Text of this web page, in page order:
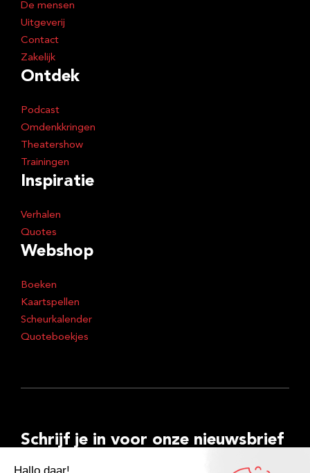
De mensen
Uitgeverij
Contact
Zakelijk
Ontdek
Podcast
Omdenkkringen
Theatershow
Trainingen
Inspiratie
Verhalen
Quotes
Webshop
Boeken
Kaartspellen
Scheurkalender
Quoteboekjes
Schrijf je in voor onze nieuwsbrief